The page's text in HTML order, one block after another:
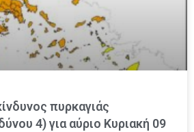
πυρκαγιάς
4) για αύριο Κυριακή 09